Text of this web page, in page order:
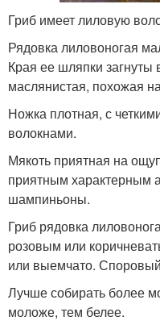
Гриб имеет лиловую
Рядовка лиловоногая
Края ее шляпки загнуты
маслянистая, похожая
Ножка плотная, с
волокнами.
Мякоть приятная на
приятным характерным
шампиньоны.
Гриб рядовка
розовым или
или выемчато.
Лучше собирать более
моложе, тем белее.